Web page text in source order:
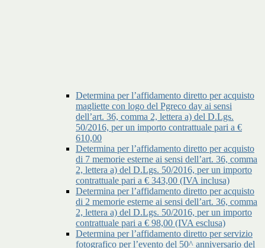
Determina per l’affidamento diretto per acquisto
magliette con logo del Pgreco day ai sensi
dell’art. 36, comma 2, lettera a) del D.Lgs.
50/2016, per un importo contrattuale pari a €
610,00
Determina per l’affidamento diretto per acquisto
di 7 memorie esterne ai sensi dell’art. 36, comma
2, lettera a) del D.Lgs. 50/2016, per un importo
contrattuale pari a € 343,00 (IVA inclusa)
Determina per l’affidamento diretto per acquisto
di 2 memorie esterne ai sensi dell’art. 36, comma
2, lettera a) del D.Lgs. 50/2016, per un importo
contrattuale pari a € 98,00 (IVA esclusa)
Determina per l’affidamento diretto per servizio
fotografico per l’evento del 50^ anniversario del